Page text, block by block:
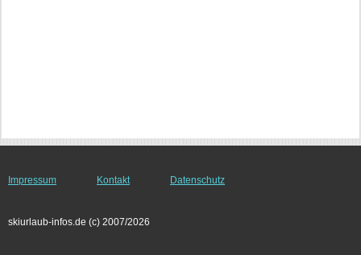
Impressum Kontakt Datenschutz
skiurlaub-infos.de (c) 2007/2026